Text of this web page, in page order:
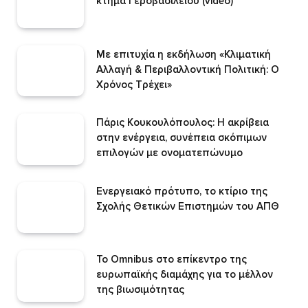
Με επιτυχία η εκδήλωση «Κλιματική
Αλλαγή & Περιβαλλοντική Πολιτική: Ο
Χρόνος Τρέχει»
Πάρις Κουκουλόπουλος: Η ακρίβεια
στην ενέργεια, συνέπεια σκόπιμων
επιλογών με ονοματεπώνυμο
Ενεργειακό πρότυπο, το κτίριο της
Σχολής Θετικών Επιστημών του ΑΠΘ
Το Omnibus στο επίκεντρο της
ευρωπαϊκής διαμάχης για το μέλλον
της βιωσιμότητας